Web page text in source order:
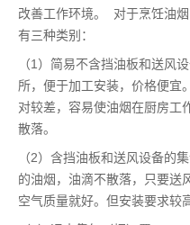
改善工作环境。 对于烹饪油
有三种类别：
（1）简易不含挡油板和送风
所，便于加工安装，价格便宜
对较差，容易使油烟在厨房工
散落。
（2）含挡油板和送风设备的
的油烟，油滴不散落，只要送
空气质量就好。但安装要求较